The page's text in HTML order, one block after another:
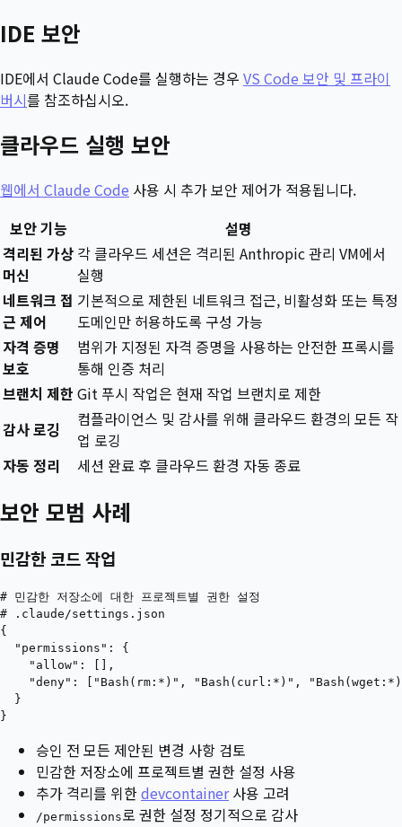
IDE 보안
IDE에서 Claude Code를 실행하는 경우 VS Code 보안 및 프라이
버시를 참조하십시오.
클라우드 실행 보안
웹에서 Claude Code 사용 시 추가 보안 제어가 적용됩니다.
보안 기능
설명
격리된 가상
머신
각 클라우드 세션은 격리된 Anthropic 관리 VM에서
실행
네트워크 접
근 제어
기본적으로 제한된 네트워크 접근, 비활성화 또는 특정
도메인만 허용하도록 구성 가능
자격 증명
보호
범위가 지정된 자격 증명을 사용하는 안전한 프록시를
통해 인증 처리
브랜치 제한 Git 푸시 작업은 현재 작업 브랜치로 제한
감사 로깅
컴플라이언스 및 감사를 위해 클라우드 환경의 모든 작
업 로깅
자동 정리
세션 완료 후 클라우드 환경 자동 종료
보안 모범 사례
민감한 코드 작업
# 민감한 저장소에 대한 프로젝트별 권한 설정
# .claude/settings.json
{
  "permissions": {
    "allow": [],
"deny": ["Bash(rm:*)", "Bash(curl:*)",
  }
승인 전 모든 제안된 변경 사항 검토
민감한 저장소에 프로젝트별 권한 설정 사용
추가 격리를 위한devcontainer사용 고려
/permissions로 권한 설정 정기적으로 감사